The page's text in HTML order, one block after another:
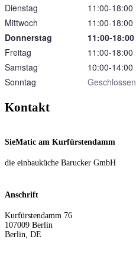
Dienstag
11:00‑18:00
Mittwoch
11:00‑18:00
Donnerstag
11:00‑18:00
Freitag
11:00‑18:00
Samstag
10:00‑14:00
Sonntag
Geschlossen
Kontakt
SieMatic am Kurfürstendamm
die einbauküche Barucker GmbH
Anschrift
Kurfürstendamm 76
107009 Berlin
Berlin DE